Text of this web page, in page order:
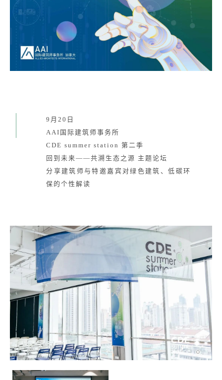
9月20日
AAI国际建筑师事务所
CDE summer station 第二季
回到未来——共溯生态之源 主题论坛
分享建筑师与特邀嘉宾对绿色建筑、低碳环
保的个性解读